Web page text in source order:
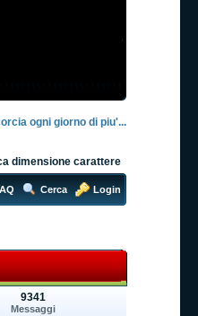
ogni giorno di piu'...
dimensione carattere
Cerca Login
9341
Messaggi